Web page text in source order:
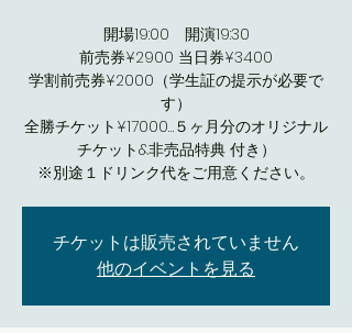
開場19:00 開演19:30
前売券¥2900 当日券¥3400
学割前売券¥2000（学生証の提示が必要で
す）
全勝チケット¥17000…５ヶ月分のオリジナル
チケット&非売品特典 付き）
※別途１ドリンク代をご用意ください。
チケットは販売されていません
他のイベントを見る